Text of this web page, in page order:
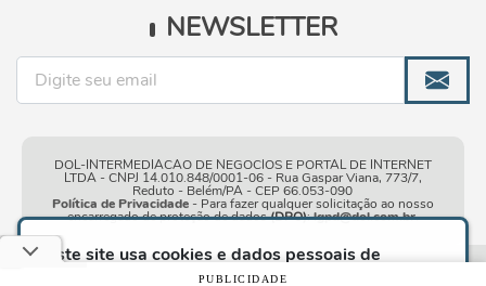
Este site usa cookies e dados pessoais de
acordo com os nossosTermos de Uso e Política
NEWSLETTER
DOL-INTERMEDIACAO DE NEGOCIOS E PORTAL DE INTERNET
LTDA - CNPJ 14.010.848/0001-06 - Rua Gaspar Viana, 773/7,
Reduto - Belém/PA - CEP 66.053-090
Política de Privacidade- Para fazer qualquer solicitação ao nosso
encarregado de proteção de dados(DPO):lgpd@dol.com.br.
| © Copyright 2010-2026 DOL - Diário
PUBLICIDADE